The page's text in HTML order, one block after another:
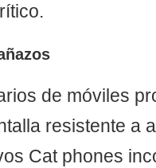
de móviles
resistente a
Cat phones